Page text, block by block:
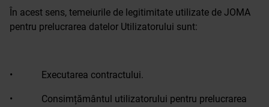
În acest sens, temeiurile de legitimitate utilizate de JOMA
pentru prelucrarea datelor Utilizatorului sunt:
• Executarea contractului.
• Consimțământul utilizatorului pentru prelucrarea